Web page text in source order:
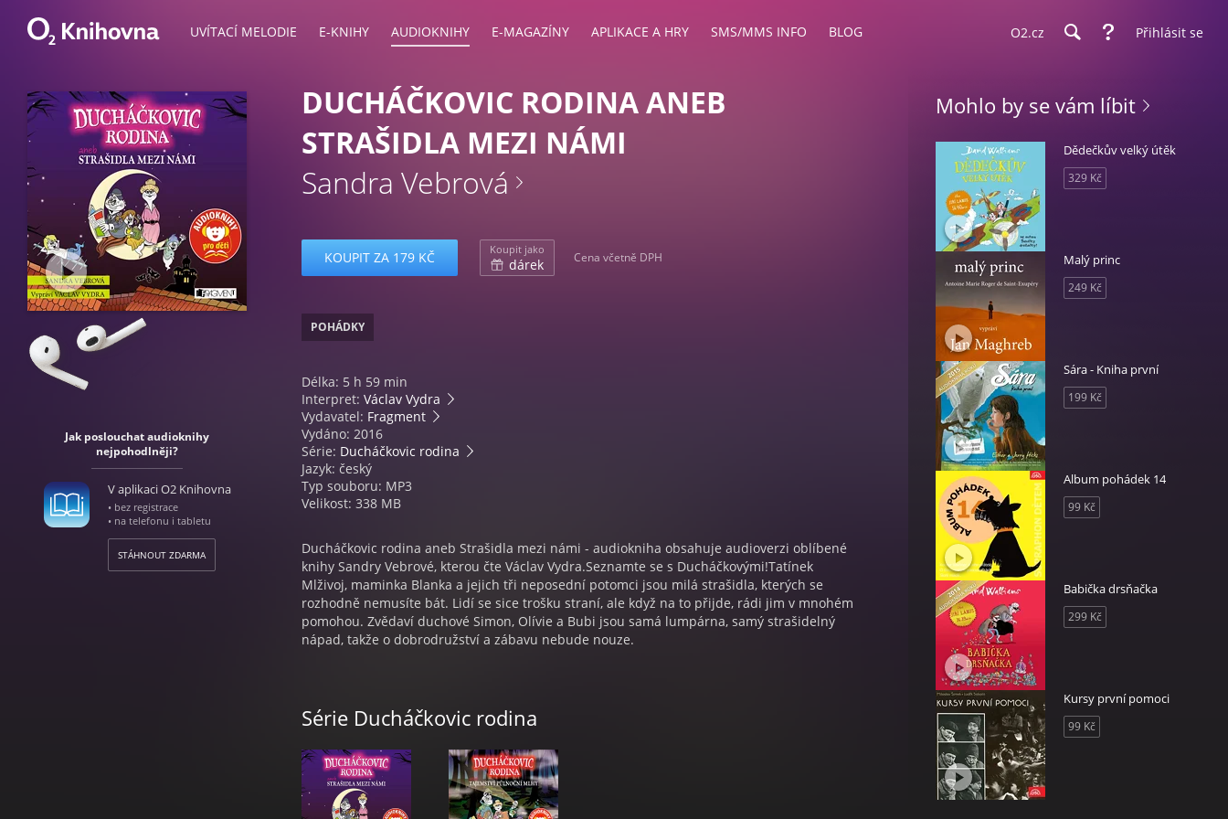
UVÍTACÍ MELODIE E-KNIHY AUDIOKNIHY E-MAGAZÍNY APLIKACE A HRY SMS/MMS INFO BLOG O2.cz Přihlásit se
Jak poslouchat audioknihy
nejpohodlněji?
V aplikaci O2 Knihovna
• bez registrace
• na telefonu i tabletu
STÁHNOUT ZDARMA
DUCHÁČKOVIC RODINA ANEB
STRAŠIDLA MEZI NÁMI
Sandra Vebrová
KOUPIT ZA 179 KČ Koupit jako
dárek Cena včetně DPH
POHÁDKY
Délka: 5 h 59 min
Interpret: Václav Vydra
Vydavatel: Fragment
Vydáno: 2016
Série: Ducháčkovic rodina
Jazyk: český
Typ souboru: MP3
Velikost: 338 MB
Ducháčkovic rodina aneb Strašidla mezi námi - audiokniha obsahuje audioverzi oblíbené
knihy Sandry Vebrové, kterou čte Václav Vydra.Seznamte se s Ducháčkovými!Tatínek
Mlživoj, maminka Blanka a jejich tři neposední potomci jsou milá strašidla, kterých se
rozhodně nemusíte bát. Lidí se sice trošku straní, ale když na to přijde, rádi jim v mnohém
pomohou. Zvědaví duchové Simon, Olívie a Bubi jsou samá lumpárna, samý strašidelný
nápad, takže o dobrodružství a zábavu nebude nouze.
Série Ducháčkovic rodina
Mohlo by se vám líbit
Dědečkův velký útěk
329 Kč
Malý princ
249 Kč
Sára - Kniha první
199 Kč
Album pohádek 14
99 Kč
Babička drsňačka
299 Kč
Kursy první pomoci
99 Kč